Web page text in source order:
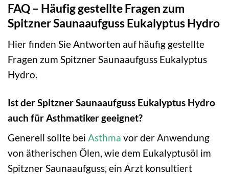
FAQ – Häufig gestellte Fragen zum
Spitzner Saunaaufguss Eukalyptus Hydro
Hier finden Sie Antworten auf häufig gestellte
Fragen zum Spitzner Saunaaufguss Eukalyptus
Hydro.
Ist der Spitzner Saunaaufguss Eukalyptus Hydro
auch für Asthmatiker geeignet?
Generell sollte bei Asthma vor der Anwendung
von ätherischen Ölen, wie dem Eukalyptusöl im
Spitzner Saunaaufguss, ein Arzt konsultiert